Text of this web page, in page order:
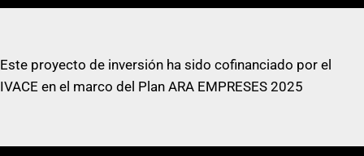
Este proyecto de inversión ha sido cofinanciado por el
IVACE en el marco del Plan ARA EMPRESES 2025